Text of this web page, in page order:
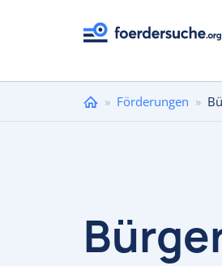
Sie
» Förderungen »